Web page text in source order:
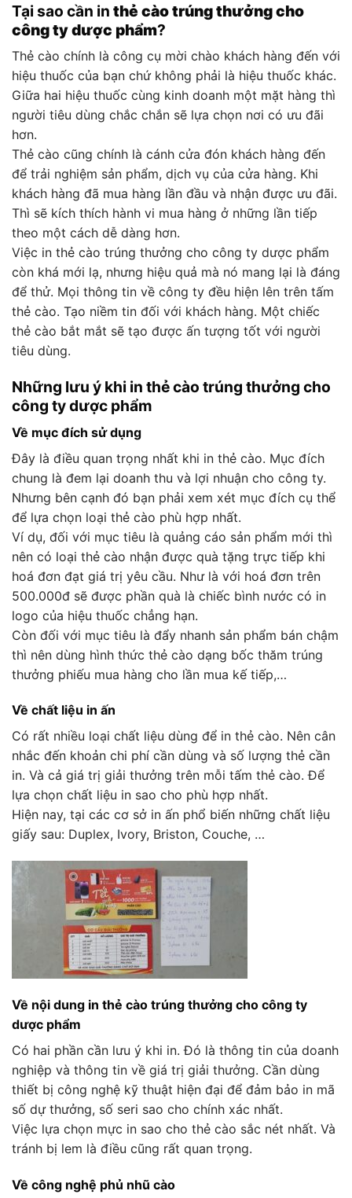
Tại sao cần in thẻ cào trúng thưởng cho
công ty dược phẩm?
Thẻ cào chính là công cụ mời chào khách hàng đến với
hiệu thuốc của bạn chứ không phải là hiệu thuốc khác.
Giữa hai hiệu thuốc cùng kinh doanh một mặt hàng thì
người tiêu dùng chắc chắn sẽ lựa chọn nơi có ưu đãi
hơn.
Thẻ cào cũng chính là cánh cửa đón khách hàng đến
để trải nghiệm sản phẩm, dịch vụ của cửa hàng. Khi
khách hàng đã mua hàng lần đầu và nhận được ưu đãi.
Thì sẽ kích thích hành vi mua hàng ở những lần tiếp
theo một cách dễ dàng hơn.
Việc in thẻ cào trúng thưởng cho công ty dược phẩm
còn khá mới lạ, nhưng hiệu quả mà nó mang lại là đáng
để thử. Mọi thông tin về công ty đều hiện lên trên tấm
thẻ cào. Tạo niềm tin đối với khách hàng. Một chiếc
thẻ cào bắt mắt sẽ tạo được ấn tượng tốt với người
tiêu dùng.
Những lưu ý khi in thẻ cào trúng thưởng cho
công ty dược phẩm
Về mục đích sử dụng
Đây là điều quan trọng nhất khi in thẻ cào. Mục đích
chung là đem lại doanh thu và lợi nhuận cho công ty.
Nhưng bên cạnh đó bạn phải xem xét mục đích cụ thể
để lựa chọn loại thẻ cào phù hợp nhất.
Ví dụ, đối với mục tiêu là quảng cáo sản phẩm mới thì
nên có loại thẻ cào nhận được quà tặng trực tiếp khi
hoá đơn đạt giá trị yêu cầu. Như là với hoá đơn trên
500.000đ sẽ được phần quà là chiếc bình nước có in
logo của hiệu thuốc chẳng hạn.
Còn đối với mục tiêu là đẩy nhanh sản phẩm bán chậm
thì nên dùng hình thức thẻ cào dạng bốc thăm trúng
thưởng phiếu mua hàng cho lần mua kế tiếp,…
Về chất liệu in ấn
Có rất nhiều loại chất liệu dùng để in thẻ cào. Nên cân
nhắc đến khoản chi phí cần dùng và số lượng thẻ cần
in. Và cả giá trị giải thưởng trên mỗi tấm thẻ cào. Để
lựa chọn chất liệu in sao cho phù hợp nhất.
Hiện nay, tại các cơ sở in ấn phổ biến những chất liệu
giấy sau: Duplex, Ivory, Briston, Couche, …
Về nội dung in thẻ cào trúng thưởng cho công ty
dược phẩm
Có hai phần cần lưu ý khi in. Đó là thông tin của doanh
nghiệp và thông tin về giá trị giải thưởng. Cần dùng
thiết bị công nghệ kỹ thuật hiện đại để đảm bảo in mã
số dự thưởng, số seri sao cho chính xác nhất.
Việc lựa chọn mực in sao cho thẻ cào sắc nét nhất. Và
tránh bị lem là điều cũng rất quan trọng.
Về công nghệ phủ nhũ cào